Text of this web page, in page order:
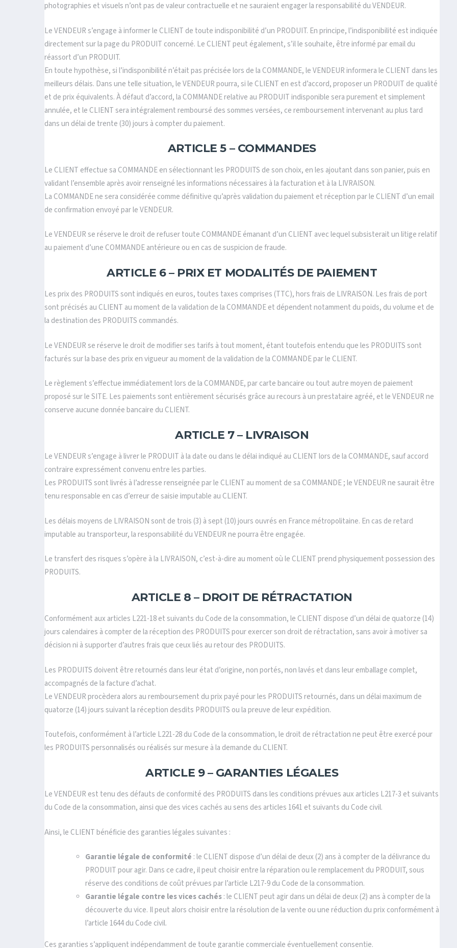
photographies et visuels n’ont pas de valeur contractuelle et ne sauraient engager la responsabilité du VENDEUR.
Le VENDEUR s’engage à informer le CLIENT de toute indisponibilité d’un PRODUIT. En principe, l’indisponibilité est indiquée
directement sur la page du PRODUIT concerné. Le CLIENT peut également, s’il le souhaite, être informé par email du
réassort d’un PRODUIT.
En toute hypothèse, si l’indisponibilité n’était pas précisée lors de la COMMANDE, le VENDEUR informera le CLIENT dans les
meilleurs délais. Dans une telle situation, le VENDEUR pourra, si le CLIENT en est d’accord, proposer un PRODUIT de qualité
et de prix équivalents. À défaut d’accord, la COMMANDE relative au PRODUIT indisponible sera purement et simplement
annulée, et le CLIENT sera intégralement remboursé des sommes versées, ce remboursement intervenant au plus tard
dans un délai de trente (30) jours à compter du paiement.
ARTICLE 5 – COMMANDES
Le CLIENT effectue sa COMMANDE en sélectionnant les PRODUITS de son choix, en les ajoutant dans son panier, puis en
validant l’ensemble après avoir renseigné les informations nécessaires à la facturation et à la LIVRAISON.
La COMMANDE ne sera considérée comme définitive qu’après validation du paiement et réception par le CLIENT d’un email
de confirmation envoyé par le VENDEUR.
Le VENDEUR se réserve le droit de refuser toute COMMANDE émanant d’un CLIENT avec lequel subsisterait un litige relatif
au paiement d’une COMMANDE antérieure ou en cas de suspicion de fraude.
ARTICLE 6 – PRIX ET MODALITÉS DE PAIEMENT
Les prix des PRODUITS sont indiqués en euros, toutes taxes comprises (TTC), hors frais de LIVRAISON. Les frais de port
sont précisés au CLIENT au moment de la validation de la COMMANDE et dépendent notamment du poids, du volume et de
la destination des PRODUITS commandés.
Le VENDEUR se réserve le droit de modifier ses tarifs à tout moment, étant toutefois entendu que les PRODUITS sont
facturés sur la base des prix en vigueur au moment de la validation de la COMMANDE par le CLIENT.
Le règlement s’effectue immédiatement lors de la COMMANDE, par carte bancaire ou tout autre moyen de paiement
proposé sur le SITE. Les paiements sont entièrement sécurisés grâce au recours à un prestataire agréé, et le VENDEUR ne
conserve aucune donnée bancaire du CLIENT.
ARTICLE 7 – LIVRAISON
Le VENDEUR s’engage à livrer le PRODUIT à la date ou dans le délai indiqué au CLIENT lors de la COMMANDE, sauf accord
contraire expressément convenu entre les parties.
Les PRODUITS sont livrés à l’adresse renseignée par le CLIENT au moment de sa COMMANDE ; le VENDEUR ne saurait être
tenu responsable en cas d’erreur de saisie imputable au CLIENT.
Les délais moyens de LIVRAISON sont de trois (3) à sept (10) jours ouvrés en France métropolitaine. En cas de retard
imputable au transporteur, la responsabilité du VENDEUR ne pourra être engagée.
Le transfert des risques s’opère à la LIVRAISON, c’est-à-dire au moment où le CLIENT prend physiquement possession des
PRODUITS.
ARTICLE 8 – DROIT DE RÉTRACTATION
Conformément aux articles L221-18 et suivants du Code de la consommation, le CLIENT dispose d’un délai de quatorze (14)
jours calendaires à compter de la réception des PRODUITS pour exercer son droit de rétractation, sans avoir à motiver sa
décision ni à supporter d’autres frais que ceux liés au retour des PRODUITS.
Les PRODUITS doivent être retournés dans leur état d’origine, non portés, non lavés et dans leur emballage complet,
accompagnés de la facture d’achat.
Le VENDEUR procèdera alors au remboursement du prix payé pour les PRODUITS retournés, dans un délai maximum de
quatorze (14) jours suivant la réception desdits PRODUITS ou la preuve de leur expédition.
Toutefois, conformément à l’article L221-28 du Code de la consommation, le droit de rétractation ne peut être exercé pour
les PRODUITS personnalisés ou réalisés sur mesure à la demande du CLIENT.
ARTICLE 9 – GARANTIES LÉGALES
Le VENDEUR est tenu des défauts de conformité des PRODUITS dans les conditions prévues aux articles L217-3 et suivants
du Code de la consommation, ainsi que des vices cachés au sens des articles 1641 et suivants du Code civil.
Ainsi, le CLIENT bénéficie des garanties légales suivantes :
Garantie légale de conformité : le CLIENT dispose d’un délai de deux (2) ans à compter de la délivrance du
PRODUIT pour agir. Dans ce cadre, il peut choisir entre la réparation ou le remplacement du PRODUIT, sous
réserve des conditions de coût prévues par l’article L217-9 du Code de la consommation.
Garantie légale contre les vices cachés: le CLIENT peut agir dans un délai de deux (2) ans à compter de la
découverte du vice. Il peut alors choisir entre la résolution de la vente ou une réduction du prix conformément à
l’article 1644 du Code civil.
Ces garanties s’appliquent indépendamment de toute garantie commerciale éventuellement consentie.